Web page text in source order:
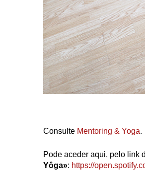
Consulte Mentoring & Yoga.
Pode aceder aqui, pelo link
Yôga»: https://